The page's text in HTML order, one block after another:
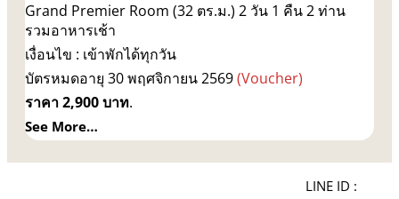
Grand Premier Room (32 ตร.ม.) 2 วัน 1 คืน 2 ท่าน
รวมอาหารเช้า
เงื่อนไข : เข้าพักได้ทุกวัน
บัตรหมดอายุ 30 พฤศจิกายน 2569(Voucher)
ราคา 2,900 บาท.
See More…
LINE ID :